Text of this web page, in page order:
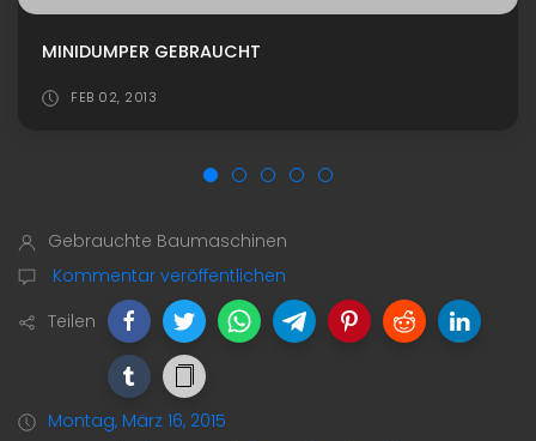
MINIDUMPER GEBRAUCHT
FEB 02, 2013
Gebrauchte Baumaschinen
Kommentar veröffentlichen
Teilen
Montag, März 16, 2015